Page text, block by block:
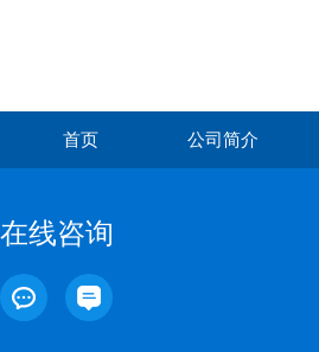
首页 公司简介
在线咨询